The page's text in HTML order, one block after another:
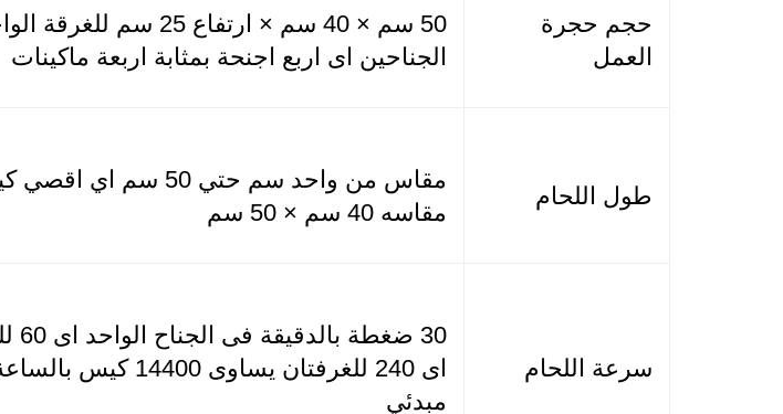
حجم حجرة
العمل
50 سم × 40 سم × ارتفاع 25 سم
الجناحين اى اربع اجنحة بمثابة اربعة ماكينات
طول اللحام
مقاس من واحد سم حتي 50 سم
مقاسه 40 سم × 50 سم
سرعة اللحام
30
اى 240 للغرفتان يساوى
مبدئي